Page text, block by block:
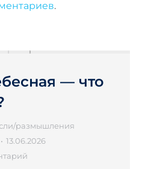
.
— что
размышления
13.06.2026